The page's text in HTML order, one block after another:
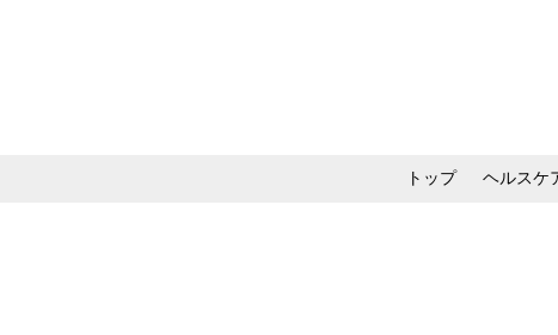
トップ ヘルスケ